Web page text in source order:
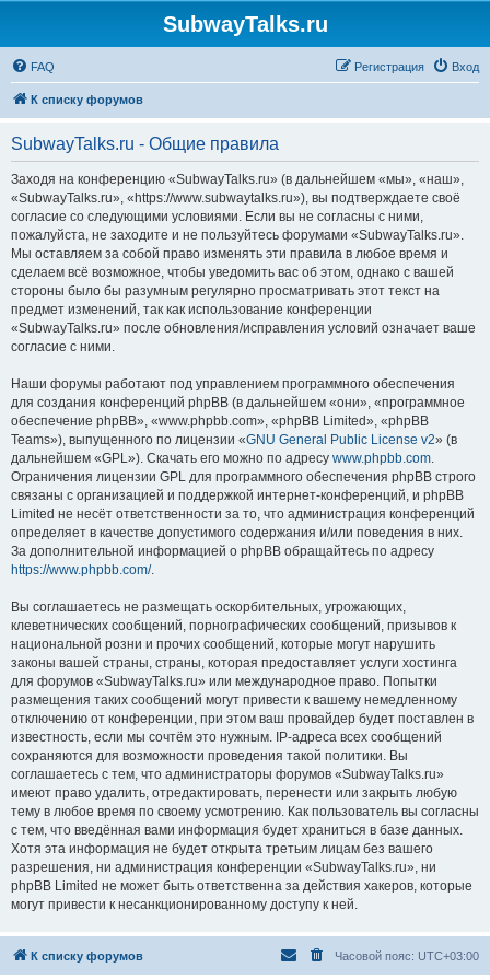
SubwayTalks.ru
FAQ Вход
Регистрация
К списку форумов
SubwayTalks.ru - Общие правила
Заходя на конференцию «SubwayTalks.ru» (в дальнейшем «мы», «наш»,
«SubwayTalks.ru», «https://www.subwaytalks.ru»), вы подтверждаете своё
согласие со следующими условиями. Если вы не согласны с ними,
пожалуйста, не заходите и не пользуйтесь форумами «SubwayTalks.ru».
Мы оставляем за собой право изменять эти правила в любое время и
сделаем всё возможное, чтобы уведомить вас об этом, однако с вашей
стороны было бы разумным регулярно просматривать этот текст на
предмет изменений, так как использование конференции
«SubwayTalks.ru» после обновления/исправления условий означает ваше
согласие с ними.
Наши форумы работают под управлением программного обеспечения
для создания конференций phpBB (в дальнейшем «они», «программное
обеспечение phpBB», «www.phpbb.com», «phpBB Limited», «phpBB
Teams»), выпущенного по лицензии «GNU General Public License v2» (в
дальнейшем «GPL»). Скачать его можно по адресу www.phpbb.com.
Ограничения лицензии GPL для программного обеспечения phpBB строго
связаны с организацией и поддержкой интернет-конференций, и phpBB
Limited не несёт ответственности за то, что администрация конференций
определяет в качестве допустимого содержания и/или поведения в них.
За дополнительной информацией о phpBB обращайтесь по адресу
https://www.phpbb.com/.
Вы соглашаетесь не размещать оскорбительных, угрожающих,
клеветнических сообщений, порнографических сообщений, призывов к
национальной розни и прочих сообщений, которые могут нарушить
законы вашей страны, страны, которая предоставляет услуги хостинга
для форумов «SubwayTalks.ru» или международное право. Попытки
размещения таких сообщений могут привести к вашему немедленному
отключению от конференции, при этом ваш провайдер будет поставлен в
известность, если мы сочтём это нужным. IP-адреса всех сообщений
сохраняются для возможности проведения такой политики. Вы
соглашаетесь с тем, что администраторы форумов «SubwayTalks.ru»
имеют право удалить, отредактировать, перенести или закрыть любую
тему в любое время по своему усмотрению. Как пользователь вы согласны
с тем, что введённая вами информация будет храниться в базе данных.
Хотя эта информация не будет открыта третьим лицам без вашего
разрешения, ни администрация конференции «SubwayTalks.ru», ни
phpBB Limited не может быть ответственна за действия хакеров, которые
могут привести к несанкционированному доступу к ней.
К списку форумов Часовой пояс: UTC+03:00